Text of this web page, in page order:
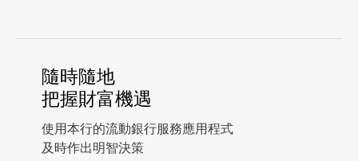
隨時隨地
把握財富機遇
使用本行的流動銀行服務應用程式
及時作出明智決策